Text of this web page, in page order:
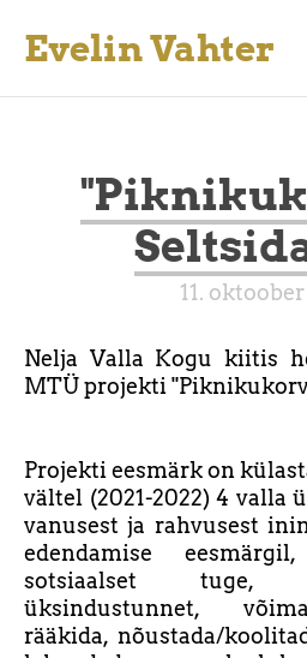
Evelin Vahter
11. oktoober
Nelja Valla Kogu kiitis
MTÜ projekti
Projekti eesmärk on
vältel (2021-2022) 4 valla
vanusest ja rahvusest
edendamise
sotsiaalset tuge,
üksindustunnet,
rääkida, nõustada/